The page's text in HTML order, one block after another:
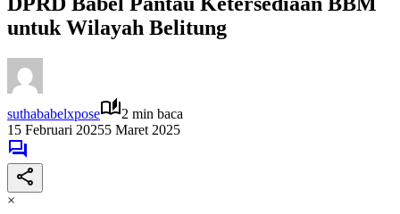
untuk Wilayah Belitung
15 Februari 20255 Maret 2025